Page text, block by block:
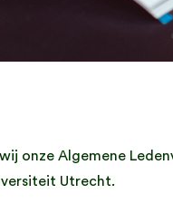
onze Algemene
Utrecht.